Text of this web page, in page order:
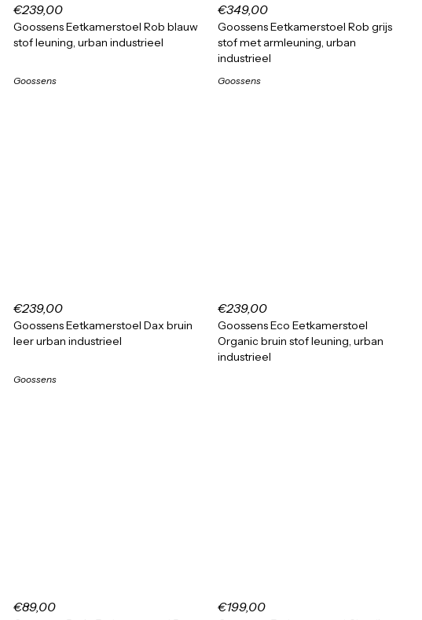
€239,00
Goossens Eetkamerstoel Rob blauw
stof leuning, urban industrieel
Goossens
€349,00
Goossens Eetkamerstoel Rob grijs
stof met armleuning, urban
industrieel
Goossens
€239,00
Goossens Eetkamerstoel Dax bruin
leer urban industrieel
Goossens
€239,00
Goossens Eco Eetkamerstoel
Organic bruin stof leuning, urban
industrieel
€89,00 €199,00